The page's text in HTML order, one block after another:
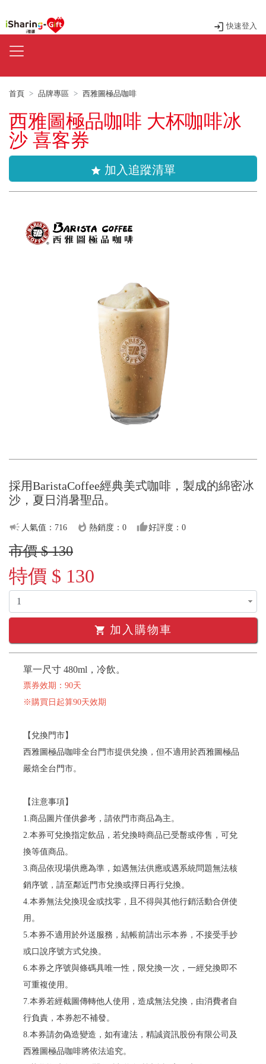
快速登入
首頁 品牌專區 西雅圖極品咖啡
西雅圖極品咖啡 大杯咖啡冰
沙 喜客券
star 加入追蹤清單
採用BaristaCoffee經典美式咖啡，製成的綿密冰
沙，夏日消暑聖品。
campaign 人氣值：716 whatshot 熱銷度：0 thumb_up好評度：0
市價 $ 130
特價 $ 130
shopping_cart 加入購物車
單一尺寸 480ml，冷飲。
票券效期：90天
※購買日起算90天效期
【兌換門市】
西雅圖極品咖啡全台門市提供兌換，但不適用於西雅圖極品
嚴焙全台門市。
【注意事項】
1.商品圖片僅供參考，請依門市商品為主。
2.本券可兌換指定飲品，若兌換時商品已受罊或停售，可兌
換等值商品。
3.商品依現場供應為準，如遇無法供應或遇系統問題無法核
銷序號，請至鄰近門市兌換或擇日再行兌換。
4.本券無法兌換現金或找零，且不得與其他行銷活動合併使
用。
5.本券不適用於外送服務，結帳前請出示本券，不接受手抄
或口說序號方式兌換。
6.本券之序號與條碼具唯一性，限兌換一次，一經兌換即不
可重複使用。
7.本券若經截圖傳轉他人使用，造成無法兌換，由消費者自
行負責，本券恕不補發。
8.本券請勿偽造變造，如有違法，精誠資訊股份有限公司及
西雅圖極品咖啡將依法追究。